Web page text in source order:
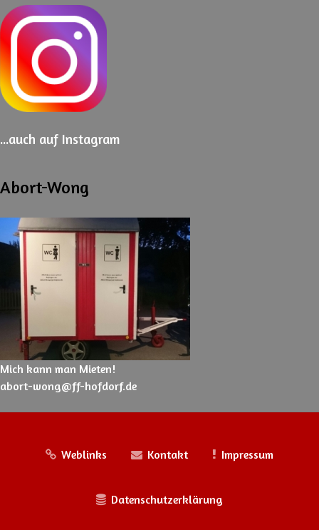
...auch auf Instagram
Abort-Wong
Mich kann man Mieten!
abort-wong@ff-hofdorf.de
Weblinks Kontakt Impressum
Datenschutzerklärung